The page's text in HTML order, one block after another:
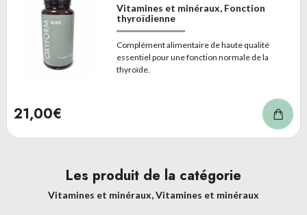
Vitamines et minéraux, Fonction
thyroïdienne
Complément alimentaire de haute qualité
essentiel pour une fonction normale de la
thyroïde.
21,00€
Les produit de la catégorie
Vitamines et minéraux, Vitamines et minéraux